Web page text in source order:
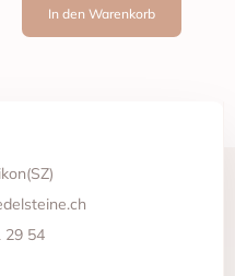
In den Warenkorb
29 54